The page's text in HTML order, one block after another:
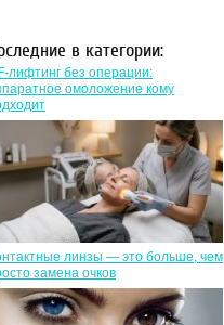
в категории:
лифтинг без операции:
омоложение кому
линзы — это больше, чем
замена очков